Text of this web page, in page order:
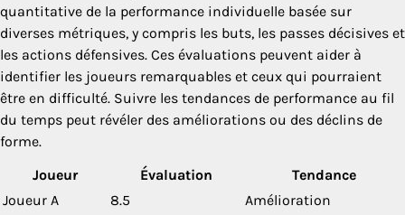
quantitative de la performance individuelle basée sur
diverses métriques, y compris les buts, les passes décisives et
les actions défensives. Ces évaluations peuvent aider à
identifier les joueurs remarquables et ceux qui pourraient
être en difficulté. Suivre les tendances de performance au fil
du temps peut révéler des améliorations ou des déclins de
forme.
Joueur
Évaluation
Tendance
Joueur A
8.5
Amélioration